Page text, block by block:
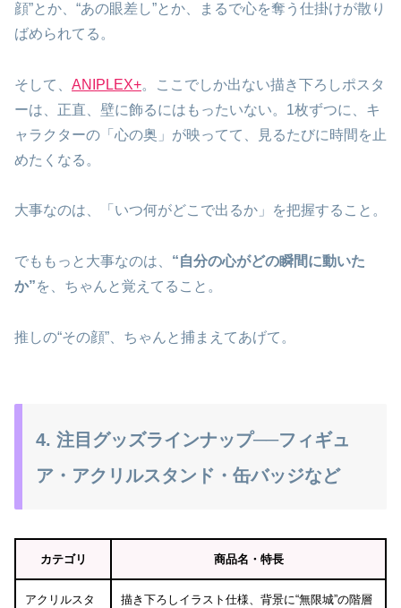
顔”とか、“あの眼差し”とか、まるで心を奪う仕掛けが散り
ばめられてる。
そして、 ANIPLEX+。ここでしか出ない描き下ろしポスタ
ーは、正直、壁に飾るにはもったいない。1枚ずつに、キ
ャラクターの「心の奥」が映ってて、見るたびに時間を止
めたくなる。
大事なのは、「いつ何がどこで出るか」を把握すること。
でももっと大事なのは、 “自分の心がどの瞬間に動いた
か”を、ちゃんと覚えてること。
推しの“その顔”、ちゃんと捕まえてあげて。
4. 注目グッズラインナップ──フィギュ
ア・アクリルスタンド・缶バッジなど
カテゴリ 商品名・特長
アクリルスタ
描き下ろしイラスト仕様、背景に“無限城”の階層